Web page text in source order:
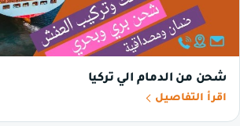
شحن من الدمام الي تركيا
اقرأ التفاصيل